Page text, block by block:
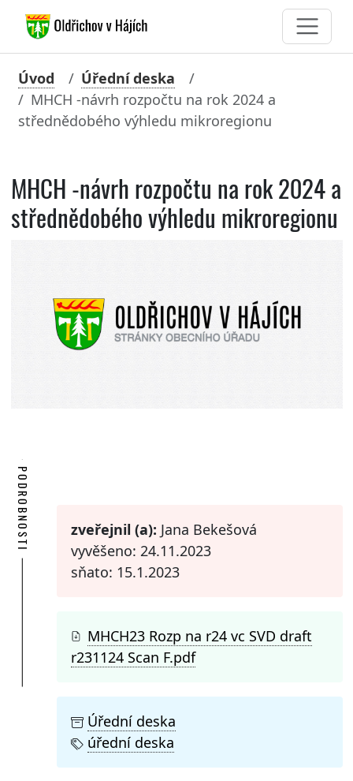
Úvod
Úřední deska
MHCH -návrh rozpočtu na rok 2024 a
střednědobého výhledu mikroregionu
MHCH -návrh rozpočtu na rok 2024 a
střednědobého výhledu mikroregionu
PODROBNOSTI zveřejnil (a): Jana Bekešová
vyvěšeno: 24.11.2023
sňato: 15.1.2023
MHCH23 Rozp na r24 vc SVD draft
r231124 Scan F.pdf
Úřední deska
úřední deska